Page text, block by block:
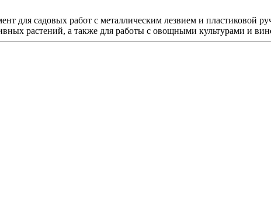
садовых работ с металлическим лезвием и пластиковой
растений, а также для работы с овощными культурами и